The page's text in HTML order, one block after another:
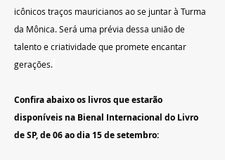
icônicos traços mauricianos ao se juntar à Turma
da Mônica. Será uma prévia dessa união de
talento e criatividade que promete encantar
gerações.
Confira abaixo os livros que estarão
disponíveis na Bienal Internacional do Livro
de SP, de 06 ao dia 15 de setembro: